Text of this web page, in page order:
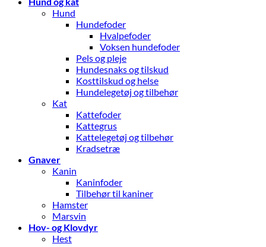
Hund
Hundefoder
Hvalpefoder
Voksen hundefoder
Pels og pleje
Hundesnaks og tilskud
Kosttilskud og helse
Hundelegetøj og tilbehør
Kat
Kattefoder
Kattegrus
Kattelegetøj og tilbehør
Kradsetræ
Gnaver
Kanin
Kaninfoder
Tilbehør til kaniner
Hamster
Marsvin
Hov- og Klovdyr
Hest